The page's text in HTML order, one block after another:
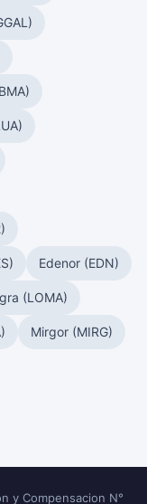
Edenor (EDN)
(LOMA)
Mirgor (MIRG)
y Compensacion N°